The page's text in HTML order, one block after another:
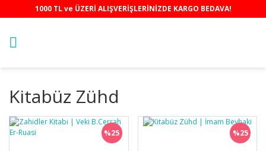
1000 TL ve ÜZERİ ALIŞVERİŞLERİNİZDE KARGO BEDAVA!
Kitabüz Zühd
%25 %25